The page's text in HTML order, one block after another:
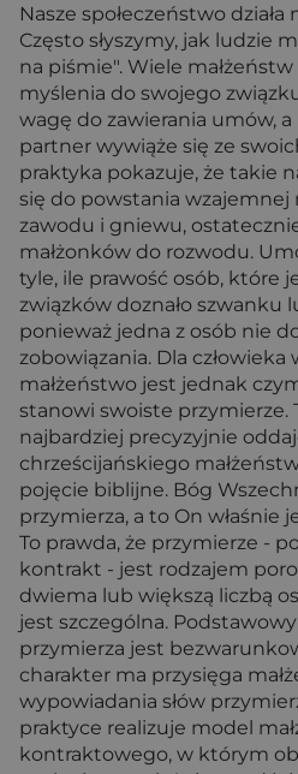
Nasze społeczeństwo
Często słyszymy, jak ludzie
na piśmie". Wiele
myślenia do swojego
wagę do zawierania umów,
partner wywiąże się ze
praktyka pokazuje, że takie
się do powstania wzajemnej
zawodu i gniewu,
małżonków do rozwodu.
tyle, ile prawość osób, które
związków doznało szwanku
ponieważ jedna z osób nie
zobowiązania. Dla człowieka
małżeństwo jest jednak
stanowi swoiste przymierze.
najbardziej precyzyjnie
chrześcijańskiego
pojęcie biblijne. Bóg
przymierza, a to On właśnie
To prawda, że przymierze -
kontrakt - jest rodzajem
dwiema lub większą liczbą
jest szczególna.
przymierza jest
charakter ma przysięga
wypowiadania słów
praktyce realizuje model
kontraktowego, w którym